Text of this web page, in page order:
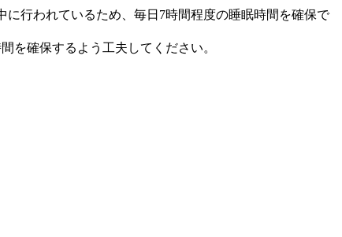
行われているため、毎日7時間程度の睡眠時間を確保で
を確保するよう工夫してください。